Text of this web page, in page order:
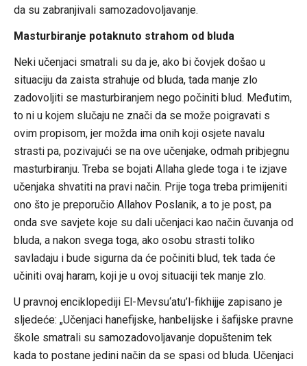
da su zabranjivali samozadovoljavanje.
Masturbiranje potaknuto strahom od bluda
Neki učenjaci smatrali su da je, ako bi čovjek došao u
situaciju da zaista strahuje od bluda, tada manje zlo
zadovoljiti se masturbiranjem nego počiniti blud. Međutim,
to ni u kojem slučaju ne znači da se može poigravati s
ovim propisom, jer možda ima onih koji osjete navalu
strasti pa, pozivajući se na ove učenjake, odmah pribjegnu
masturbiranju. Treba se bojati Allaha glede toga i te izjave
učenjaka shvatiti na pravi način. Prije toga treba primijeniti
ono što je preporučio Allahov Poslanik, a to je post, pa
onda sve savjete koje su dali učenjaci kao način čuvanja od
bluda, a nakon svega toga, ako osobu strasti toliko
savladaju i bude sigurna da će počiniti blud, tek tada će
učiniti ovaj haram, koji je u ovoj situaciji tek manje zlo.
U pravnoj enciklopediji El-Mevsu‘atu’l-fikhijje zapisano je
sljedeće: „Učenjaci hanefijske, hanbelijske i šafijske pravne
škole smatrali su samozadovoljavanje dopuštenim tek
kada to postane jedini način da se spasi od bluda. Učenjaci